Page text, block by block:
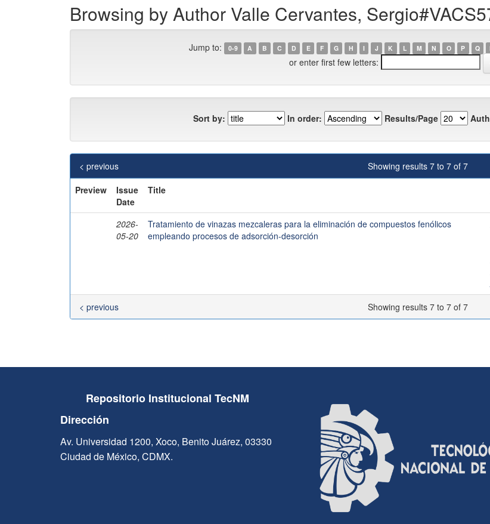
Browsing by Author Valle Cervantes,
Jump to: 0-9 A B C D E F G H I J K L M N O P Q
or enter first few letters:
Sort by: In order: Results/Page
Showing results 7 to 7 of 7
< previous
Preview
Issue
Date
Title
2026-
05-20
Tratamiento de vinazas mezcaleras para la eliminación de compuestos fenólicos
empleando procesos de adsorción-desorción
Showing results 7 to 7 of 7
< previous
Repositorio Institucional TecNM
Dirección
Av. Universidad 1200, Xoco, Benito Juárez, 03330
Ciudad de México, CDMX.